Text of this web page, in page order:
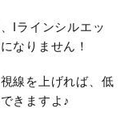
Iラインシルエッ
なりません！
線を上げれば、低
きますよ♪